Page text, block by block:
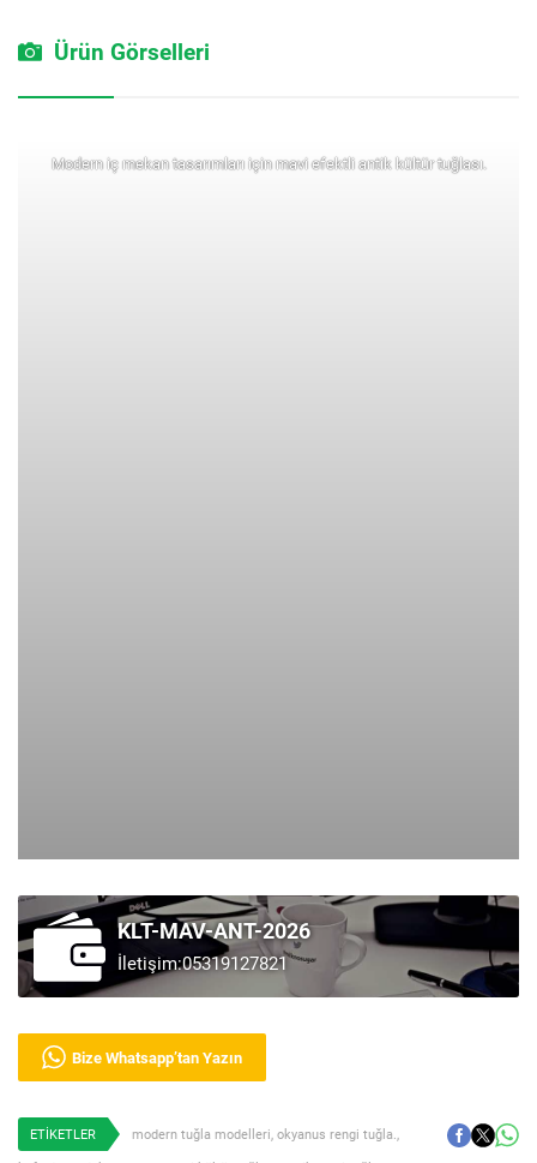
Ürün Görselleri
Modern iç mekan tasarımları için mavi efektli antik kültür tuğlası.
KLT-MAV-ANT-2026
İletişim:05319127821
Bize Whatsapp’tan Yazın
ETİKETLER modern tuğla modelleri, okyanus rengi tuğla.,